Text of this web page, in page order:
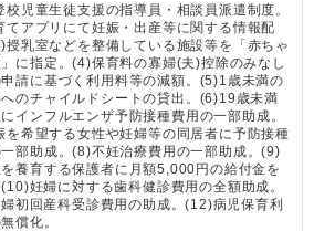
校児童生徒支援の指導員・相談員派遣制度。
てアプリにて妊娠・出産等に関する情報配
授乳室などを整備している施設等を「赤ちゃ
」に指定。(4)保育料の寡婦(夫)控除のみなし
請に基づく利用料等の減額。(5)1歳未満の
のチャイルドシートの貸出。(6)19歳未満
インフルエンザ予防接種費用の一部助成。
を希望する女性や妊婦等の同居者に予防接種
部助成。(8)不妊治療費用の一部助成。(9)
養育する保護者に月額5,000円の給付金を
妊婦に対する歯科健診費用の全額助成。
初回産科受診費用の助成。(12)病児保育利
償化。